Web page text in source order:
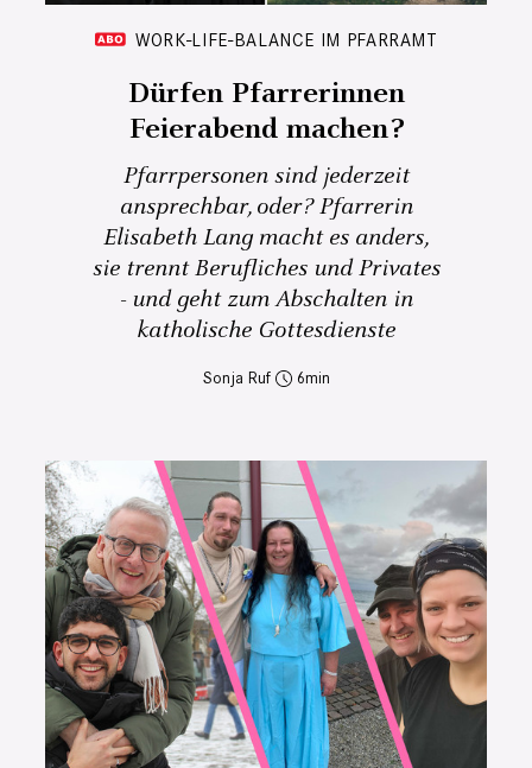
WORK-LIFE-BALANCE IM PFARRAMT
Dürfen Pfarrerinnen
Feierabend machen?
Pfarrpersonen sind jederzeit
ansprechbar, oder? Pfarrerin
Elisabeth Lang macht es anders,
sie trennt Berufliches und Privates
- und geht zum Abschalten in
katholische Gottesdienste
Sonja Ruf 6